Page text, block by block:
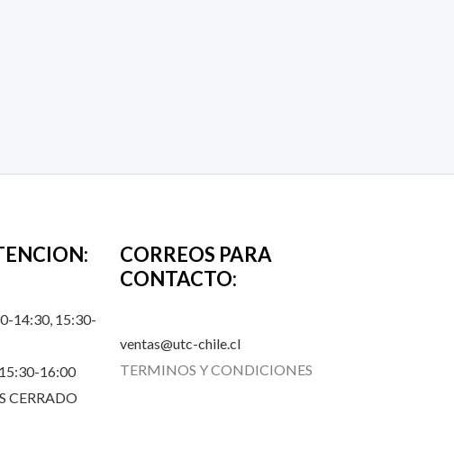
14:30, 15:30-
16:00
CERRADO
CORREOS PARA
CONTACTO:
ventas@utc-chile.cl
TERMINOS Y CONDICIONES